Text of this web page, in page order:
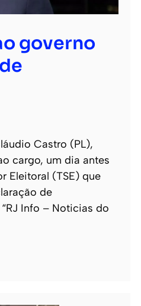
governo
Castro (PL),
cargo, um dia antes
Eleitoral (TSE) que
de
Info – Noticias do